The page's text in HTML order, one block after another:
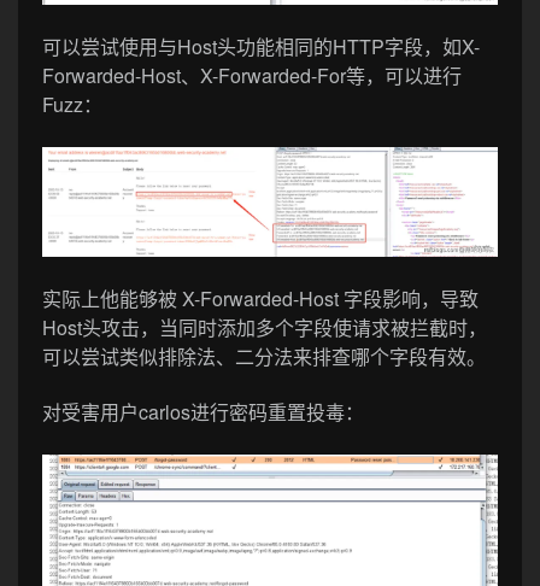
可以尝试使用与Host头功能相同的HTTP字段，如X-
Forwarded-Host、X-Forwarded-For等，可以进行
Fuzz：
实际上他能够被 X-Forwarded-Host 字段影响，导致
Host头攻击，当同时添加多个字段使请求被拦截时，
可以尝试类似排除法、二分法来排查哪个字段有效。
对受害用户carlos进行密码重置投毒：